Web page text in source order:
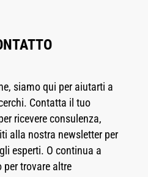
siamo qui per aiutarti a
Contatta il tuo
ricevere consulenza,
alla nostra newsletter per
esperti. O continua a
per trovare altre